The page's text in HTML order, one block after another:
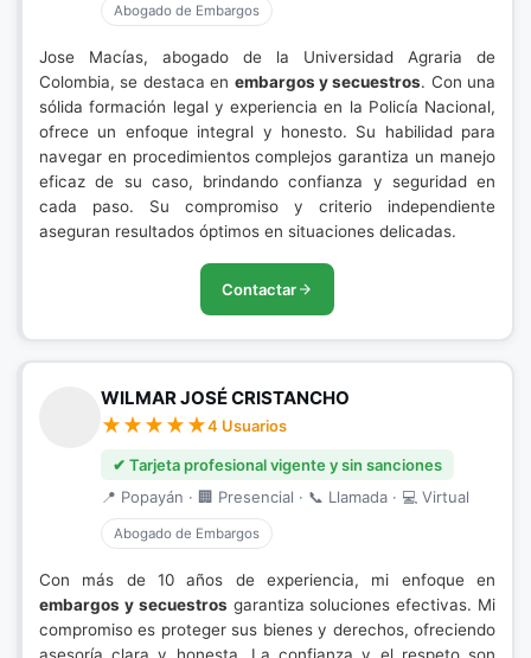
Abogado de Embargos
Jose Macías, abogado de la Universidad Agraria de
Colombia, se destaca en embargos y secuestros. Con una
sólida formación legal y experiencia en la Policía Nacional,
ofrece un enfoque integral y honesto. Su habilidad para
navegar en procedimientos complejos garantiza un manejo
eficaz de su caso, brindando confianza y seguridad en
cada paso. Su compromiso y criterio independiente
aseguran resultados óptimos en situaciones delicadas.
Contactar
WILMAR JOSÉ CRISTANCHO
4 Usuarios
✔ Tarjeta profesional vigente y sin sanciones
📍 Popayán · 🏢 Presencial · 📞 Llamada · 💻 Virtual
Abogado de Embargos
Con más de 10 años de experiencia, mi enfoque en
embargos y secuestros garantiza soluciones efectivas. Mi
compromiso es proteger sus bienes y derechos, ofreciendo